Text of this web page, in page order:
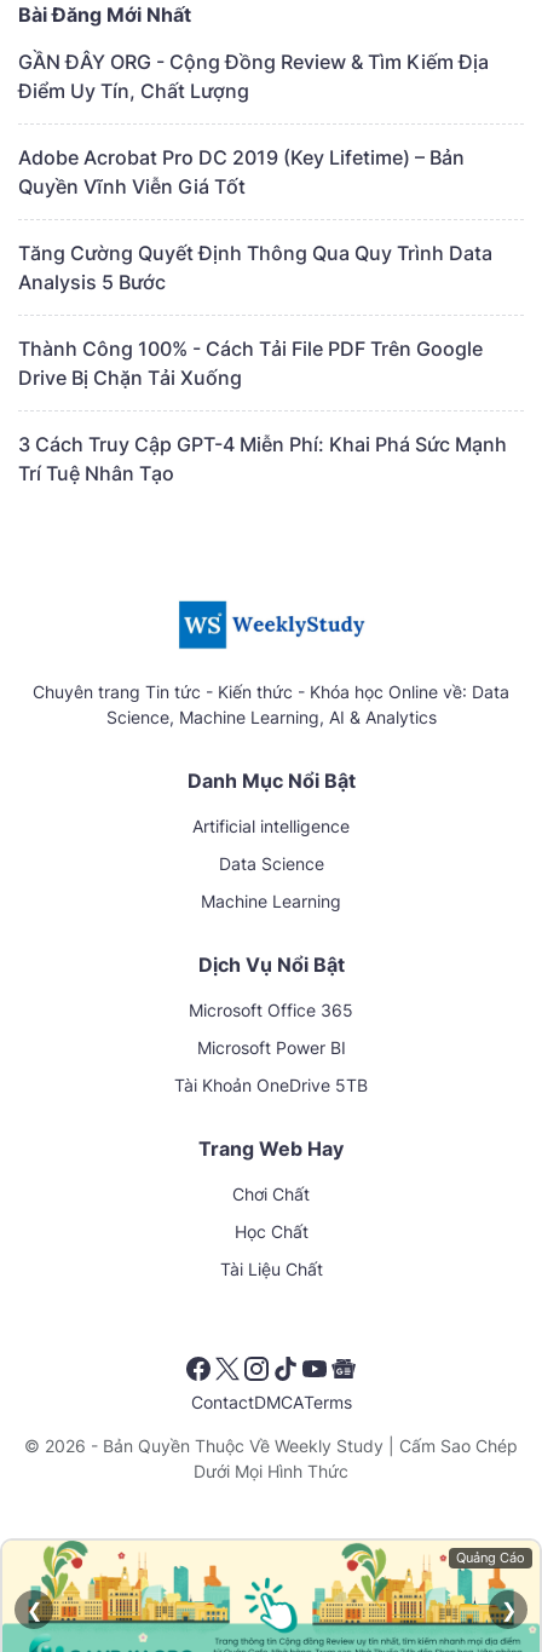
Bài Đăng Mới Nhất
GẦN ĐÂY ORG - Cộng Đồng Review & Tìm Kiếm Địa
Điểm Uy Tín, Chất Lượng
Adobe Acrobat Pro DC 2019 (Key Lifetime) – Bản
Quyền Vĩnh Viễn Giá Tốt
Tăng Cường Quyết Định Thông Qua Quy Trình Data
Analysis 5 Bước
Thành Công 100% - Cách Tải File PDF Trên Google
Drive Bị Chặn Tải Xuống
3 Cách Truy Cập GPT-4 Miễn Phí: Khai Phá Sức Mạnh
Trí Tuệ Nhân Tạo
Chuyên trang Tin tức - Kiến thức - Khóa học Online về: Data
Science, Machine Learning, AI & Analytics
Danh Mục Nổi Bật
Artificial intelligence
Data Science
Machine Learning
Dịch Vụ Nổi Bật
Microsoft Office 365
Microsoft Power BI
Tài Khoản OneDrive 5TB
Trang Web Hay
Chơi Chất
Học Chất
Tài Liệu Chất
ContactDMCATerms
© 2026 - Bản Quyền Thuộc Về Weekly Study | Cấm Sao Chép
Dưới Mọi Hình Thức
Quảng Cáo
❮ ❯